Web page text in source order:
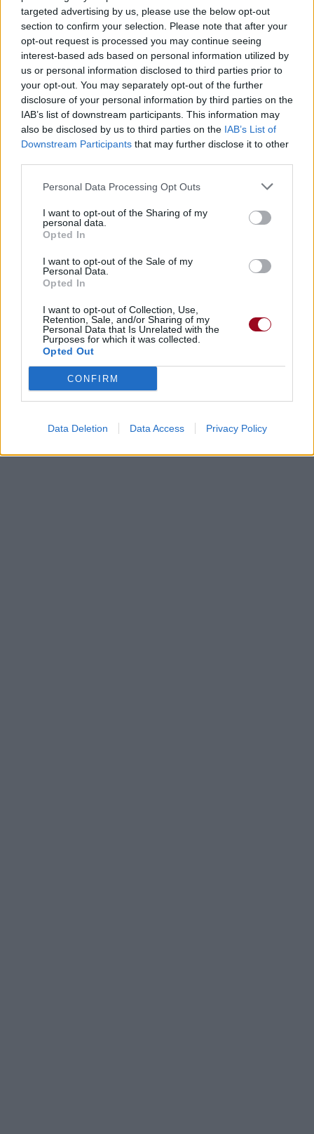
targeted advertising by us, please use the below opt-out
section to confirm your selection. Please note that after your
opt-out request is processed you may continue seeing
interest-based ads based on personal information utilized by
us or personal information disclosed to third parties prior to
your opt-out. You may separately opt-out of the further
disclosure of your personal information by third parties on the
IAB’s list of downstream participants. This information may
also be disclosed by us to third parties on the IAB’s List of
Downstream Participants that may further disclose it to other
Personal Data Processing Opt Outs
I want to opt-out of the Sharing of my
personal data.
Opted In
I want to opt-out of the Sale of my
Personal Data.
Opted In
I want to opt-out of Collection, Use,
Retention, Sale, and/or Sharing of my
Personal Data that Is Unrelated with the
Purposes for which it was collected.
Opted Out
CONFIRM
Data Deletion Data Access Privacy Policy
meilleur prix sur
Téléchargement
Vidéos
Commentaires
Voir la vidéo de «Tout Est Parfait»
Paroles Téléchargement